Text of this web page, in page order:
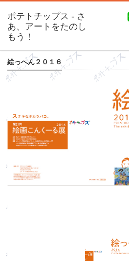
絵っへん２０１６